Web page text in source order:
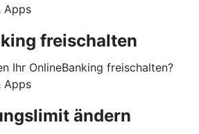
Apps
freischalten
Ihr OnlineBanking freischalten?
Apps
ändern